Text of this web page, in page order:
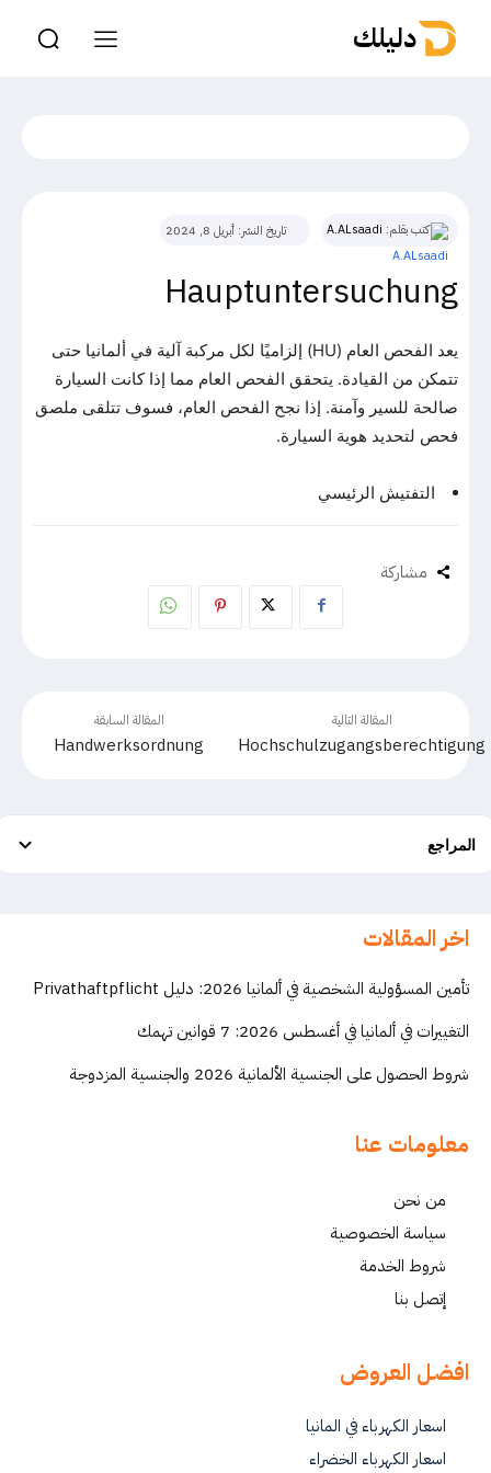
دليلك
كتب بقلم: A.ALsaadi تاريخ النشر: أبريل 8, 2024
Hauptuntersuchung
يعد الفحص العام (HU) إلزاميًا لكل مركبة آلية في ألمانيا حتى
تتمكن من القيادة. يتحقق الفحص العام مما إذا كانت السيارة
صالحة للسير وآمنة. إذا نجح الفحص العام، فسوف تتلقى ملصق
فحص لتحديد هوية السيارة.
التفتيش الرئيسي
مشاركة
المقالة السابقة
Handwerksordnung
المقالة التالية
Hochschulzugangsberechtigung
المراجع
اخر المقالات
تأمين المسؤولية الشخصية في ألمانيا 2026: دليل Privathaftpflicht
التغييرات في ألمانيا في أغسطس 2026: 7 قوانين تهمك
شروط الحصول على الجنسية الألمانية 2026 والجنسية المزدوجة
معلومات عنا
من نحن
سياسة الخصوصية
شروط الخدمة
إتصل بنا
افضل العروض
اسعار الكهرباء في المانيا
اسعار الكهرباء الخضراء